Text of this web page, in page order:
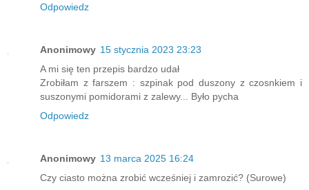
Odpowiedz
Anonimowy 15 stycznia 2023 23:23
A mi się ten przepis bardzo udał
Zrobiłam z farszem : szpinak pod duszony z czosnkiem i
suszonymi pomidorami z zalewy... Było pycha
Odpowiedz
Anonimowy 13 marca 2025 16:24
Czy ciasto można zrobić wcześniej i zamrozić? (Surowe)